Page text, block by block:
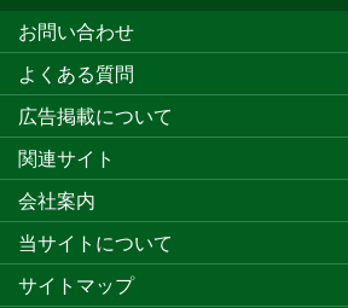
お問い合わせ
よくある質問
広告掲載について
関連サイト
会社案内
当サイトについて
サイトマップ